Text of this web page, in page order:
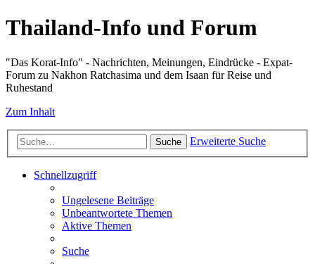
Thailand-Info und Forum
"Das Korat-Info" - Nachrichten, Meinungen, Eindrücke - Expat-
Forum zu Nakhon Ratchasima und dem Isaan für Reise und
Ruhestand
Zum Inhalt
Suche Erweiterte Suche
Schnellzugriff
Ungelesene Beiträge
Unbeantwortete Themen
Aktive Themen
Suche